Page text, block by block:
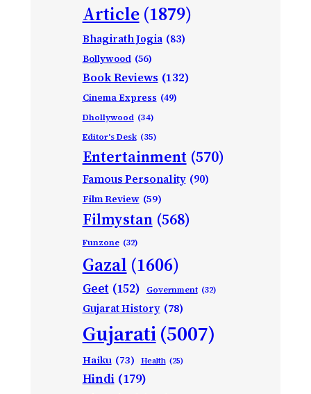
Article (1879)
Bhagirath Jogia (83)
Bollywood (56)
Book Reviews (132)
Cinema Express (49)
Dhollywood (34)
Editor's Desk (35)
Entertainment (570)
Famous Personality (90)
Film Review (59)
Filmystan (568)
Funzone (32)
Gazal (1606)
Geet (152) Government (32)
Gujarat History (78)
Gujarati(5007)
Haiku (73) Health (25)
Hindi (179)